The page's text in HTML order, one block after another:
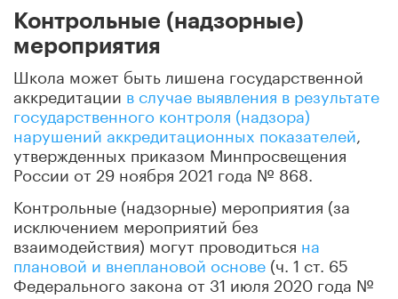
Контрольные (надзорные)
мероприятия
Школа может быть лишена государственной
аккредитации в случае выявления в результате
государственного контроля (надзора)
нарушений аккредитационных показателей
утвержденных приказом Минпросвещения
России от 29 ноября 2021 года № 868.
Контрольные (надзорные) мероприятия (за
исключением мероприятий без
взаимодействия) могут проводиться на
плановой и внеплановой основе (ч. 1 ст. 65
Федерального закона от 31 июля 2020 года №